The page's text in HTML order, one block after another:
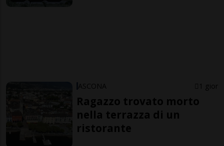
ASCONA 1 gior
Ragazzo trovato morto
nella terrazza di un
ristorante